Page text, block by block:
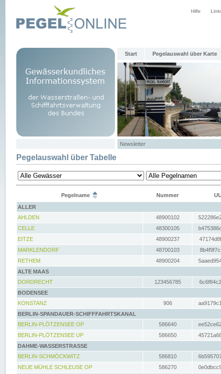
Hilfe
Start Pegelauswahl über Karte
Newsletter
Pegelauswahl über Tabelle
Pegelname Nummer
ALLER
AHLDEN
48900102
CELLE
48300105
EITZE
48900237
MARKLENDORF
48700103
RETHEM
48900204
ALTE MAAS
DORDRECHT
123456785
BODENSEE
KONSTANZ
906
BERLIN-SPANDAUER-SCHIFFFAHRTSKANAL
BERLIN-PLÖTZENSEE OP
586640
BERLIN-PLÖTZENSEE UP
586650
DAHME-WASSERSTRASSE
BERLIN-SCHMÖCKWITZ
586810
NEUE MÜHLE SCHLEUSE OP
586270